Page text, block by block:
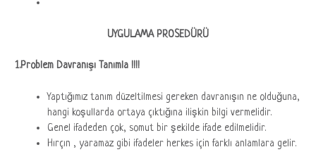
UYGULAMA PROSEDÜRÜ
1.Problem Davranışı Tanımla !!!!
Yaptığımız tanım düzeltilmesi gereken davranışın ne olduğuna,
hangi koşullarda ortaya çıktığına ilişkin bilgi vermelidir.
Genel ifadeden çok, somut bir şekilde ifade edilmelidir.
Hırçın , yaramaz gibi ifadeler herkes için farklı anlamlara gelir.